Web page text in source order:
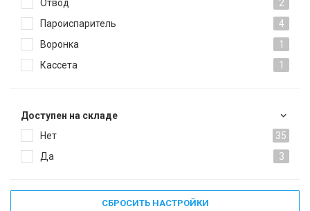
Отвод
2
Пароиспаритель
4
Воронка
1
Кассета
1
Доступен на складе
Нет
35
Да
3
СБРОСИТЬ НАСТРОЙКИ